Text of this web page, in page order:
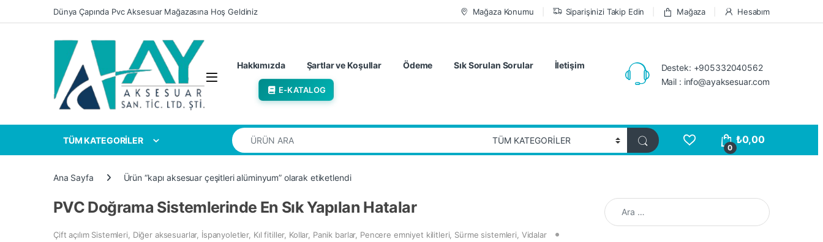
Skip to navigation
Skip to contentDünya Çapında Pvc Aksesuar Mağazasına Hoş Geldiniz Mağaza Konumu Siparişinizi Takip Edin Mağaza Hesabım
Hakkımızda Şartlar ve Koşullar Ödeme Sık Sorulan Sorular İletişim
E-KATALOG
Destek: +905332040562
Mail : info@ayaksesuar.com
TÜM KATEGORİLER
Search for:
0
₺0,00
Ana Sayfa Ürün “kapı aksesuar çeşitleri alüminyum” olarak etiketlendi
PVC Doğrama Sistemlerinde En Sık Yapılan Hatalar
Çift açılım Sistemleri, Diğer aksesuarlar, İspanyoletler, Kıl fitiller, Kollar, Panik barlar, Pencere emniyet kilitleri, Sürme sistemleri, Vidalar
Arama: